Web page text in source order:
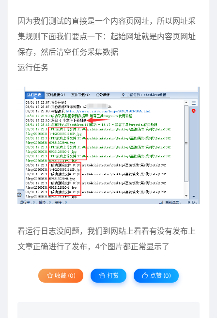
因为我们测试的直接是一个内容页网址，所以网址采
集规则下面我们要点一下：起始网址就是内容页网址
保存，然后清空任务采集数据
运行任务
看运行日志没问题，我们到网站上看看有没有发布上
文章正确进行了发布，4个图片都正常显示了
收藏 (0) 打赏 点赞 (0)